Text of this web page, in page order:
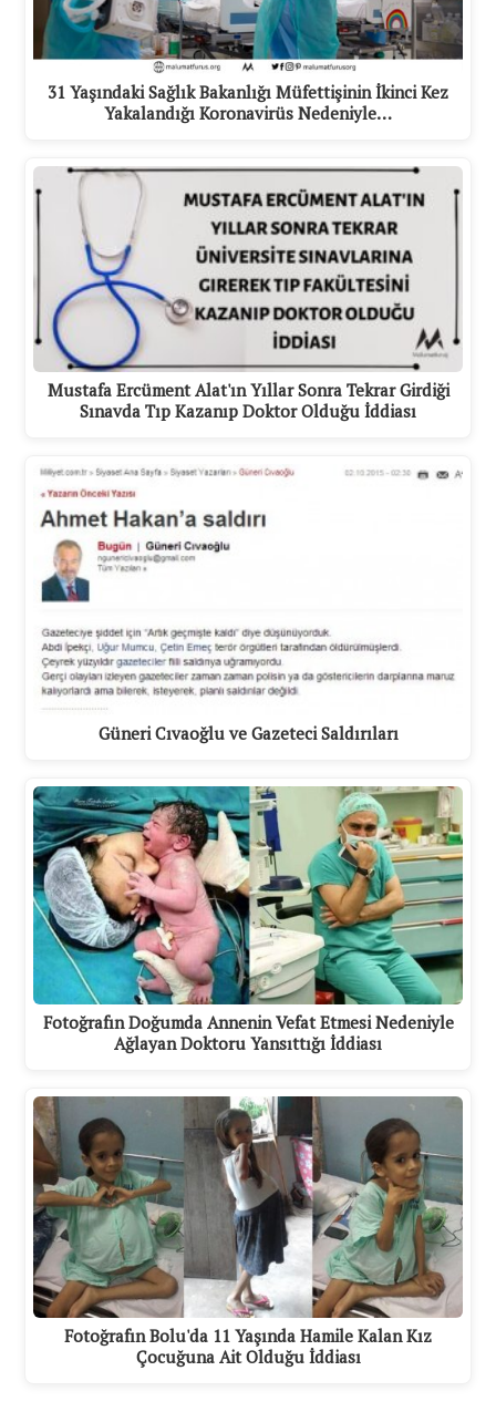
31 Yaşındaki Sağlık Bakanlığı Müfettişinin İkinci Kez
Yakalandığı Koronavirüs Nedeniyle…
Mustafa Ercüment Alat'ın Yıllar Sonra Tekrar Girdiği
Sınavda Tıp Kazanıp Doktor Olduğu İddiası
Güneri Cıvaoğlu ve Gazeteci Saldırıları
Fotoğrafın Doğumda Annenin Vefat Etmesi Nedeniyle
Ağlayan Doktoru Yansıttığı İddiası
Fotoğrafın Bolu'da 11 Yaşında Hamile Kalan Kız
Çocuğuna Ait Olduğu İddiası